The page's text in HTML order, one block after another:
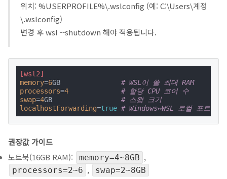
위치: %USERPROFILE%\.wslconfig (예: C:\Users\계정
\.wslconfig)
변경 후 wsl --shutdown 해야 적용됩니다.
[wsl2]
memory=6GB # WSL이 쓸 최대 RAM
processors=4
# 할당 CPU 코어 수
swap=4GB # 스왑 크기
localhostForwarding=true # Windows↔WSL 로컬 포트 포
권장값 가이드
노트북(16GB RAM):
memory=4~8GB ,
processors=2~6 , swap=2~8GB